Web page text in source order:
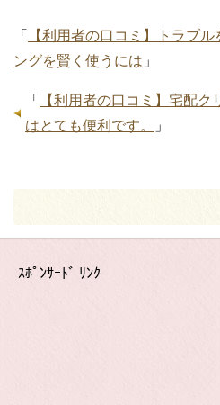
「
【利用者の口コミ】トラブ
ングを賢く使うには 」
「
【利用者の口コミ】宅配
はとても便利です。
」
ｽﾎﾟﾝｻｰﾄﾞ ﾘﾝｸ